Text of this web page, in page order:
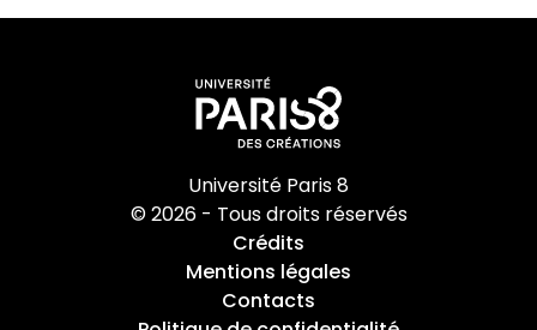
Université Paris 8
© 2026 - Tous droits réservés
Crédits
Mentions légales
Contacts